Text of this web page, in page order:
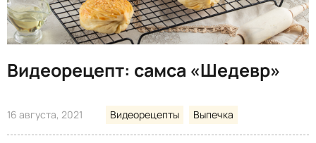
Видеорецепт: самса «Шедевр»
16 августа, 2021 Видеорецепты Выпечка